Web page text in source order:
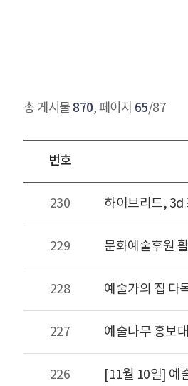
총 게시물 870, 페이지 65/87
번호
230 하이브리드, 3d
229 문화예술후원
228 예술가의 집 다
227 예술나무 홍보
226 [11월 10일] 예